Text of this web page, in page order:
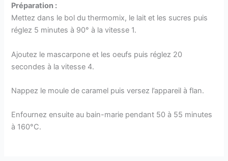
Préparation :
Mettez dans le bol du thermomix, le lait et les sucres puis
réglez 5 minutes à 90° à la vitesse 1.
Ajoutez le mascarpone et les oeufs puis réglez 20
secondes à la vitesse 4.
Nappez le moule de caramel puis versez l’appareil à flan.
Enfournez ensuite au bain-marie pendant 50 à 55 minutes
à 160°C.